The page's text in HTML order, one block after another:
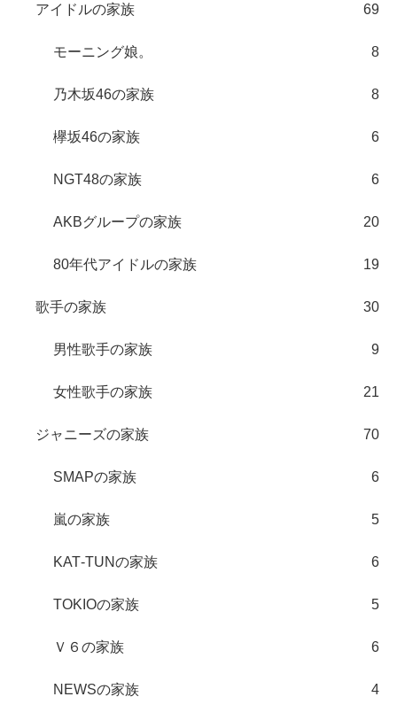
アイドルの家族 69
モーニング娘。 8
乃木坂46の家族 8
欅坂46の家族 6
NGT48の家族 6
AKBグループの家族 20
80年代アイドルの家族 19
歌手の家族 30
男性歌手の家族 9
女性歌手の家族 21
ジャニーズの家族 70
SMAPの家族 6
嵐の家族 5
KAT‐TUNの家族 6
TOKIOの家族 5
Ｖ６の家族 6
NEWSの家族 4